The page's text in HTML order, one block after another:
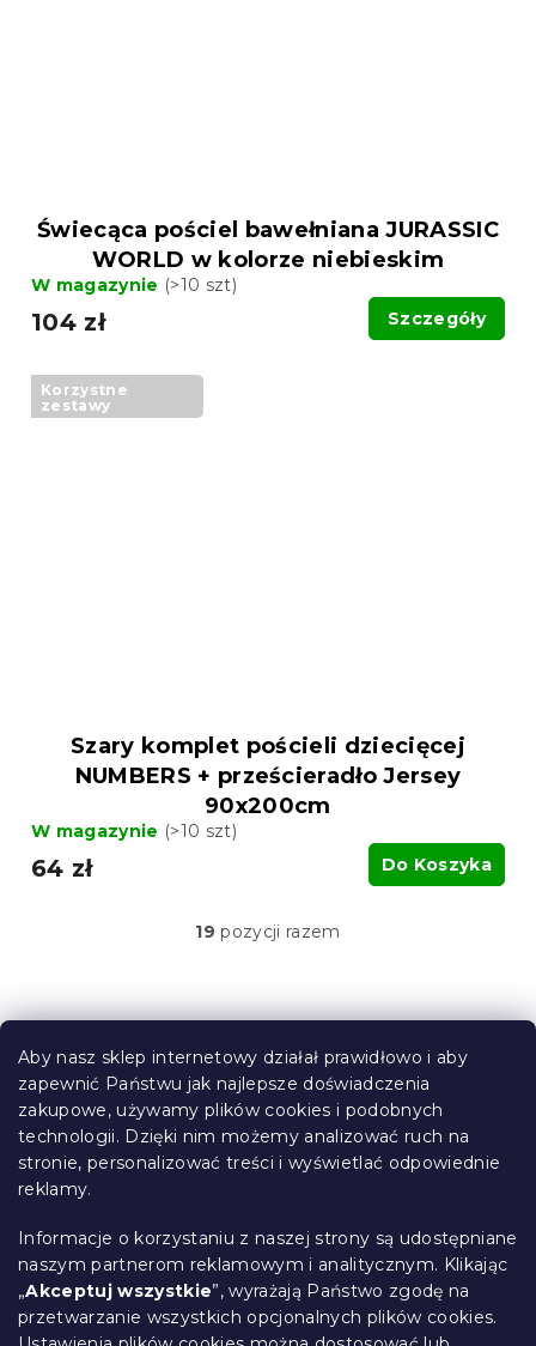
Aby nasz sklep internetowy działał prawidłowo i aby
zapewnić Państwu jak najlepsze doświadczenia
zakupowe, używamy plików cookies i podobnych
technologii. Dzięki nim możemy analizować ruch na
stronie, personalizować treści i wyświetlać odpowiednie
reklamy.
Informacje o korzystaniu z naszej strony są udostępniane
naszym partnerom reklamowym i analitycznym. Klikając
„Akceptuj wszystkie”, wyrażają Państwo zgodę na
przetwarzanie wszystkich opcjonalnych plików cookies.
Świecąca pościel bawełniana JURASSIC
WORLD w kolorze niebieskim
W magazynie (>10 szt)
104 zł Szczegóły
Korzystne
zestawy
Szary komplet pościeli dziecięcej
NUMBERS + prześcieradło Jersey
90x200cm
W magazynie (>10 szt)
64 zł Do Koszyka
K
t
o
l
k
i
l
i
y
19 pozycji razem
S
Informacje dla Ciebie
Śledzenie zamówienia
Opcje dostawy
Metody płatności
Reklamacje i zwroty towarów
Kontakt
Regulamin
Ochrona danych osobowych